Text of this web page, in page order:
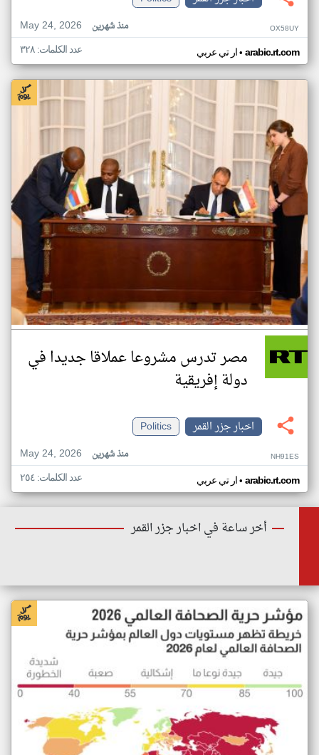
May 24, 2026
منذ شهرين OX58UY
ار تي عربي• arabic.rt.com عدد الكلمات: ٣٢٨
مصر تدرس مشروعا عملاقا جديدا في
دولة إفريقية
اخبار جزر القمر
Politics
May 24, 2026
منذ شهرين NH91ES
ار تي عربي• arabic.rt.com عدد الكلمات: ٢٥٤
أخر ساعة في اخبار جزر القمر